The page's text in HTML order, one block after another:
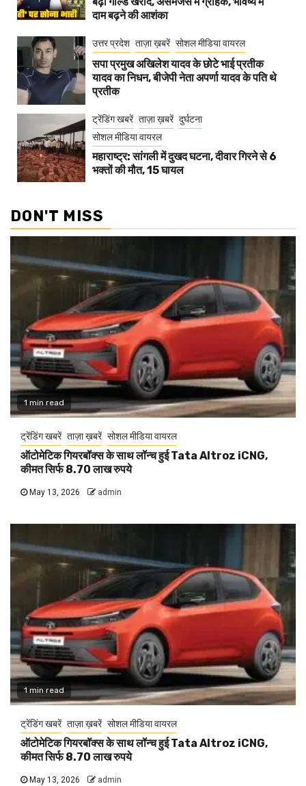
दाम बढ़ने की आशंका
उत्तर प्रदेश ताज़ा ख़बरें सोशल मीडिया वायरल
सपा प्रमुख अखिलेश यादव के छोटे भाई प्रतीक
यादव का निधन, बीजेपी नेता अपर्णा यादव के पति थे
प्रतीक
ट्रेंडिंग खबरें ताज़ा ख़बरें दुर्घटना
सोशल मीडिया वायरल
महाराष्ट्र: सांगली में दुखद घटना, दीवार गिरने से 6
भक्तों की मौत, 15 घायल
DON'T MISS
1 min read
ट्रेंडिंग खबरें ताज़ा ख़बरें सोशल मीडिया वायरल
ऑटोमेटिक गियरबॉक्स के साथ लॉन्च हुई Tata Altroz iCNG,
कीमत सिर्फ 8.70 लाख रुपये
May 13, 2026 admin
1 min read
ट्रेंडिंग खबरें ताज़ा ख़बरें सोशल मीडिया वायरल
ऑटोमेटिक गियरबॉक्स के साथ लॉन्च हुई Tata Altroz iCNG,
कीमत सिर्फ 8.70 लाख रुपये
May 13, 2026 admin